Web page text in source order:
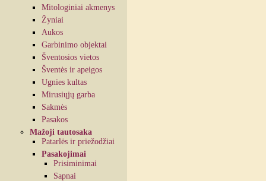
Mitologiniai akmenys
Žyniai
Aukos
Garbinimo objektai
Šventosios vietos
Šventės ir apeigos
Ugnies kultas
Mirusiųjų garba
Sakmės
Pasakos
Mažoji tautosaka
Patarlės ir priežodžiai
Pasakojimai
Prisiminimai
Sapnai